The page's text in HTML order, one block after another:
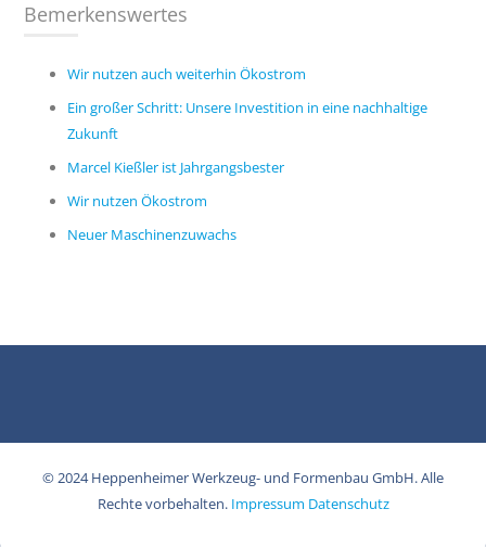
Bemerkenswertes
Wir nutzen auch weiterhin Ökostrom
Ein großer Schritt: Unsere Investition in eine nachhaltige
Zukunft
Marcel Kießler ist Jahrgangsbester
Wir nutzen Ökostrom
Neuer Maschinenzuwachs
© 2024 Heppenheimer Werkzeug- und Formenbau GmbH. Alle
Rechte vorbehalten. Impressum Datenschutz